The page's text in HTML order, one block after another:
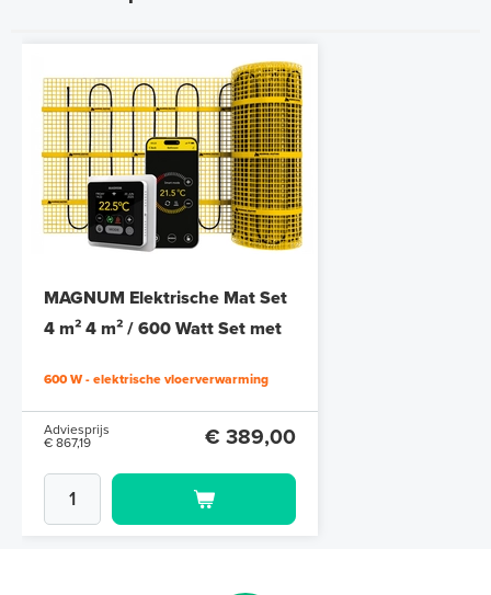
Polystyreen hardfoam isolatie-
cm à 0,6 cm)
6 en 10 mm dikte
€ 212,50
€ 109,90
MAGNUM Elektrische Mat Set
4 m² 4 m² / 600 Watt Set met
600 W - elektrische vloerverwarming
Adviesprijs
€ 867,19
€ 389,00